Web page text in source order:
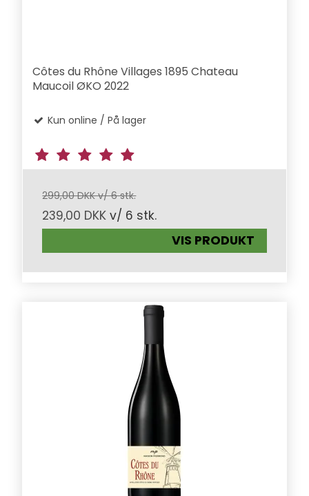
Côtes du Rhône Villages 1895 Chateau
Maucoil ØKO 2022
Kun online / På lager
299,00 DKK v/ 6 stk.
239,00 DKK v/ 6 stk.
VIS PRODUKT